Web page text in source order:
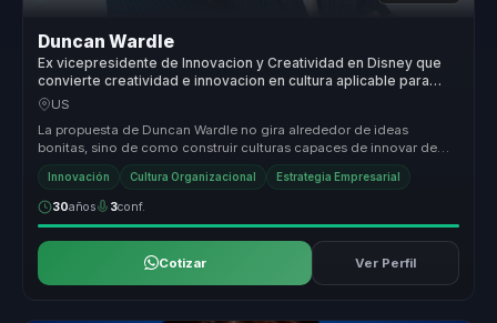
Duncan Wardle
Ex vicepresidente de Innovacion y Creatividad en Disney que
convierte creatividad e innovacion en cultura aplicable para
lideres que deben reinventarse.
US
La propuesta de Duncan Wardle no gira alrededor de ideas
bonitas, sino de como construir culturas capaces de innovar de
forma sostenida. ...
Innovación Cultura Organizacional Estrategia Empresarial
30años 3conf.
Cotizar Ver Perfil